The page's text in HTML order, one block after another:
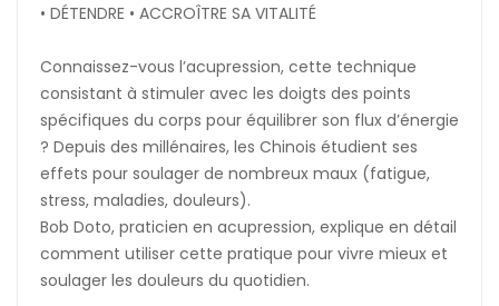
• DÉTENDRE • ACCROÎTRE SA VITALITÉ
Connaissez-vous l’acupression, cette technique
consistant à stimuler avec les doigts des points
spécifiques du corps pour équilibrer son flux d’énergie
? Depuis des millénaires, les Chinois étudient ses
effets pour soulager de nombreux maux (fatigue,
stress, maladies, douleurs).
Bob Doto, praticien en acupression, explique en détail
comment utiliser cette pratique pour vivre mieux et
soulager les douleurs du quotidien.